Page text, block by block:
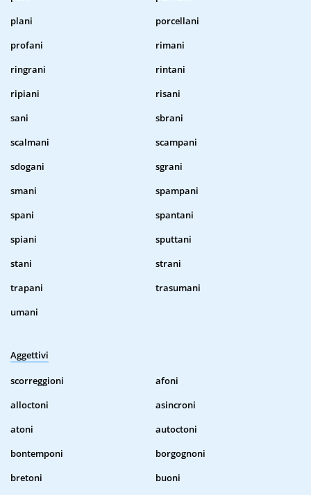
plani
porcellani
profani
rimani
ringrani
rintani
ripiani
risani
sani
sbrani
scalmani
scampani
sdogani
sgrani
smani
spampani
spani
spantani
spiani
sputtani
stani
strani
trapani
trasumani
umani
Aggettivi
scorreggioni
afoni
alloctoni
asincroni
atoni
autoctoni
bontemponi
borgognoni
bretoni
buoni